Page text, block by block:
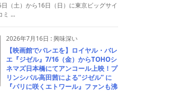
（土）から16日（日）に東京ビッグサイ
ミ ...
2026年7月16日 :興味深い
【映画館でバレエを】ロイヤル・バレ
エ『ジゼル』7/16（金）からTOHOシ
ネマズ日本橋にてアンコール上映！プ
リンシパル高田茜による“ジゼル” に
『パリに咲くエトワール』ファンも沸